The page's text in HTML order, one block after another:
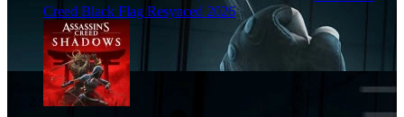
Creed Black Flag Resynced 2026